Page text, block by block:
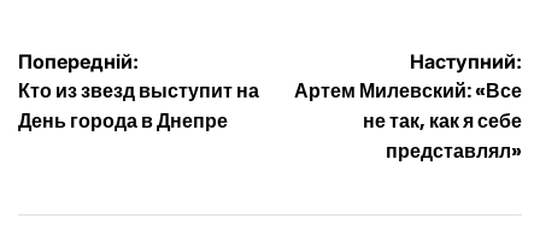
Навігація
записів
Попередній:
Кто из звезд выступит на
День города в Днепре
Наступний:
Артем Милевский: «Все
не так, как я себе
представлял»